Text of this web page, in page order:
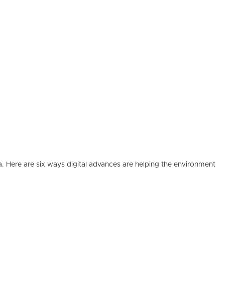
are six ways digital advances are helping the environment